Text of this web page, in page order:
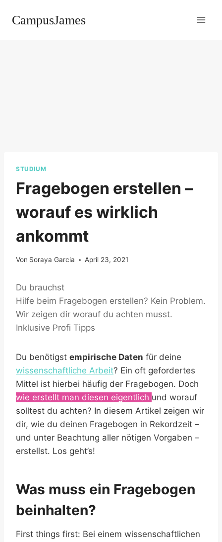
InhaltCampusJames
STUDIUM
Fragebogen erstellen –
worauf es wirklich
ankommt
Von Soraya Garcia April 23, 2021
Du brauchst
Hilfe beim Fragebogen erstellen? Kein Problem.
Wir zeigen dir worauf du achten musst.
Inklusive Profi Tipps
Du benötigst empirische Daten für deine
wissenschaftliche Arbeit? Ein oft gefordertes
Mittel ist hierbei häufig der Fragebogen. Doch
wie erstellt man diesen eigentlich und worauf
solltest du achten? In diesem Artikel zeigen wir
dir, wie du deinen Fragebogen in Rekordzeit –
und unter Beachtung aller nötigen Vorgaben –
erstellst. Los geht’s!
Was muss ein Fragebogen
beinhalten?
First things first: Bei einem wissenschaftlichen